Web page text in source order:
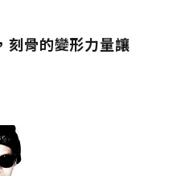
刻骨的變形力量讓